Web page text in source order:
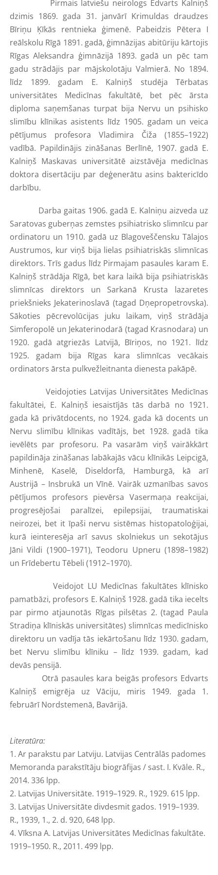
Pirmais latviešu neirologs Edvarts Kalniņš
dzimis 1869. gada 31. janvārī Krimuldas draudzes
Bīriņu Ķīkās rentnieka ģimenē. Pabeidzis Pētera I
reālskolu Rīgā 1891. gadā, ģimnāzijas abitūriju kārtojis
Rīgas Aleksandra ģimnāzijā 1893. gadā un pēc tam
gadu strādājis par mājskolotāju Valmierā. No 1894.
līdz 1899. gadam E. Kalniņš studēja Tērbatas
universitātes Medicīnas fakultātē, bet pēc ārsta
diploma saņemšanas turpat bija Nervu un psihisko
slimību klīnikas asistents līdz 1905. gadam un veica
pētījumus profesora Vladimira Čiža (1855–1922)
vadībā. Papildinājis zināšanas Berlīnē, 1907. gadā E.
Kalniņš Maskavas universitātē aizstāvēja medicīnas
doktora disertāciju par deģenerātu asins baktericīdo
darbību.
Darba gaitas 1906. gadā E. Kalniņu aizveda uz
Saratovas guberņas zemstes psihiatrisko slimnīcu par
ordinatoru un 1910. gadā uz Blagoveščensku Tālajos
Austrumos, kur viņš bija lielas psihiatriskās slimnīcas
direktors. Trīs gadus līdz Pirmajam pasaules karam E.
Kalniņš strādāja Rīgā, bet kara laikā bija psihiatriskās
slimnīcas direktors un Sarkanā Krusta lazaretes
priekšnieks Jekaterinoslavā (tagad Dņepropetrovska).
Sākoties pēcrevolūcijas juku laikam, viņš strādāja
Simferopolē un Jekaterinodarā (tagad Krasnodara) un
1920. gadā atgriezās Latvijā, Bīriņos, no 1921. līdz
1925. gadam bija Rīgas kara slimnīcas vecākais
ordinators ārsta pulkvežleitnanta dienesta pakāpē.
Veidojoties Latvijas Universitātes Medicīnas
fakultātei, E. Kalniņš iesaistījās tās darbā no 1921.
gada kā privātdocents, no 1924. gada kā docents un
Nervu slimību klīnikas vadītājs, bet 1928. gadā tika
ievēlēts par profesoru. Pa vasarām viņš vairākkārt
papildināja zināšanas labākajās vācu klīnikās Leipcigā,
Minhenē, Kaselē, Diseldorfā, Hamburgā, kā arī
Austrijā – Insbrukā un Vīnē. Vairāk uzmanības savos
pētījumos profesors pievērsa Vasermaņa reakcijai,
progresējošai paralīzei, epilepsijai, traumatiskai
neirozei, bet it īpaši nervu sistēmas histopatoloģijai,
kurā ieinteresēja arī savus skolniekus un sekotājus
Jāni Vildi (1900–1971), Teodoru Upneru (1898–1982)
un Frīdebertu Tēbeli (1912–1970).
Veidojot LU Medicīnas fakultātes klīnisko
pamatbāzi, profesors E. Kalniņš 1928. gadā tika iecelts
par pirmo atjaunotās Rīgas pilsētas 2. (tagad Paula
Stradiņa klīniskās universitātes) slimnīcas medicīnisko
direktoru un vadīja tās iekārtošanu līdz 1930. gadam,
bet Nervu slimību klīniku – līdz 1939. gadam, kad
devās pensijā.
Otrā pasaules kara beigās profesors Edvarts
Kalniņš emigrēja uz Vāciju, miris 1949. gada 1.
februārī Nordstemenā, Bavārijā.
Literatūra:
1. Ar parakstu par Latviju. Latvijas Centrālās padomes
Memoranda parakstītāju biogrāfijas / sast. I. Kvāle. R.,
2014. 336 lpp.
2. Latvijas Universitāte. 1919–1929. R., 1929. 615 lpp.
3. Latvijas Universitāte divdesmit gados. 1919–1939.
R., 1939, 1., 2. d. 920, 648 lpp.
4. Vīksna A. Latvijas Universitātes Medicīnas fakultāte.
1919–1950. R., 2011. 499 lpp.